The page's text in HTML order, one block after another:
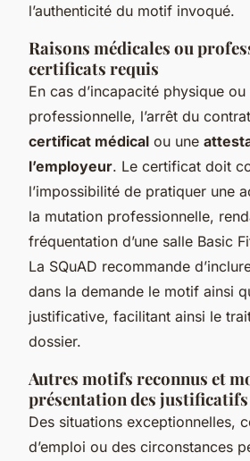
l’authenticité du motif invoqué.
Raisons médicales ou
certificats requis
En cas d’incapacité physique ou
professionnelle, l’arrêt du
certificat médical ou une
l’employeur. Le certificat doit
l’impossibilité de pratiquer une
la mutation professionnelle,
fréquentation d’une salle Basic
La SQuAD recommande
dans la demande le motif ainsi
justificative, facilitant ainsi le
dossier.
Autres motifs reconnus et
présentation des justificatifs
Des situations exceptionnelles,
d’emploi ou des circonstances